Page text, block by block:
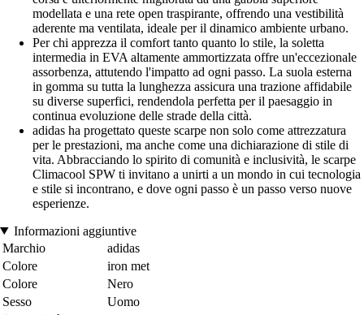
modellata e una rete open traspirante, offrendo una vestibilità
aderente ma ventilata, ideale per il dinamico ambiente urbano.
Per chi apprezza il comfort tanto quanto lo stile, la soletta
intermedia in EVA altamente ammortizzata offre un'eccezionale
assorbenza, attutendo l'impatto ad ogni passo. La suola esterna
in gomma su tutta la lunghezza assicura una trazione affidabile
su diverse superfici, rendendola perfetta per il paesaggio in
continua evoluzione delle strade della città.
adidas ha progettato queste scarpe non solo come attrezzatura
per le prestazioni, ma anche come una dichiarazione di stile di
vita. Abbracciando lo spirito di comunità e inclusività, le scarpe
Climacool SPW ti invitano a unirti a un mondo in cui tecnologia
e stile si incontrano, e dove ogni passo è un passo verso nuove
esperienze.
Informazioni aggiuntive
Marchio
adidas
Colore
iron met
Colore
Nero
Sesso
Uomo